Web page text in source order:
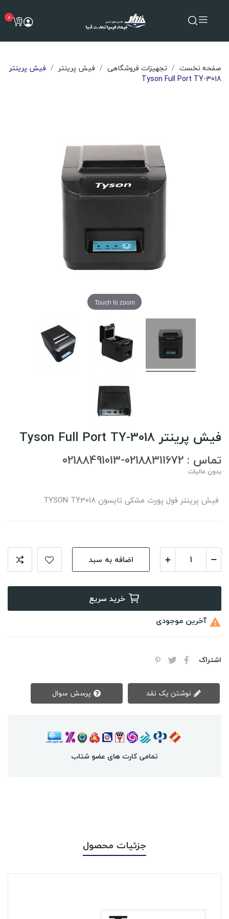
0
صفحه نخست تجهیزات فروشگاهی فیش پرینتر
فیش پرینتر
Tyson Full Port TY-3018
Touch to zoom
فیش پرینتر Tyson Full Port TY-3018
تماس : 02188311672-02188491013
بدون مالیات
فیش پرینتر فول پورت مشکی تایسون TYSON TY3018
اضافه به سبد
خرید سریع
 آخرین موجودی
اشتراک
تمامی کارت های عضو شتاب
جزئیات محصول